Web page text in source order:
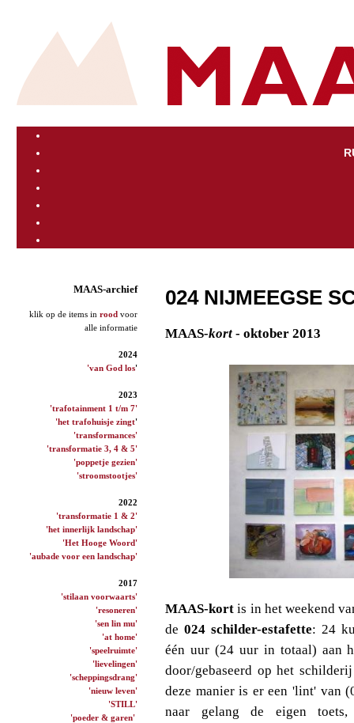
MAAS-archief
klik op de items in rood voor
alle informatie
2024
'van God los'
2023
'trafotainment 1 t/m 7'
'het trafohuisje zingt'
'transformances'
'transformatie 3, 4 & 5'
'poppetje gezien'
'stroomstootjes'
2022
'transformatie 1 & 2'
'het innerlijk landschap'
'Het Hooge Woord'
'aubade voor een landschap'
2017
'stilaan voorwaarts'
'resoneren'
'sen lin mu'
'at home'
'speelruimte'
'lievelingen'
'scheppingsdrang'
'nieuw leven'
'STILL'
'poeder & garen'
024 NIJMEEGSE
MAAS-kort - oktober 2013
MAAS-kortis in het weekend
de 024 schilder-estafette: 24
één uur (24 uur in totaal) aan
door/gebaseerd op het
deze manier is er een 'lint' van
naar gelang de eigen